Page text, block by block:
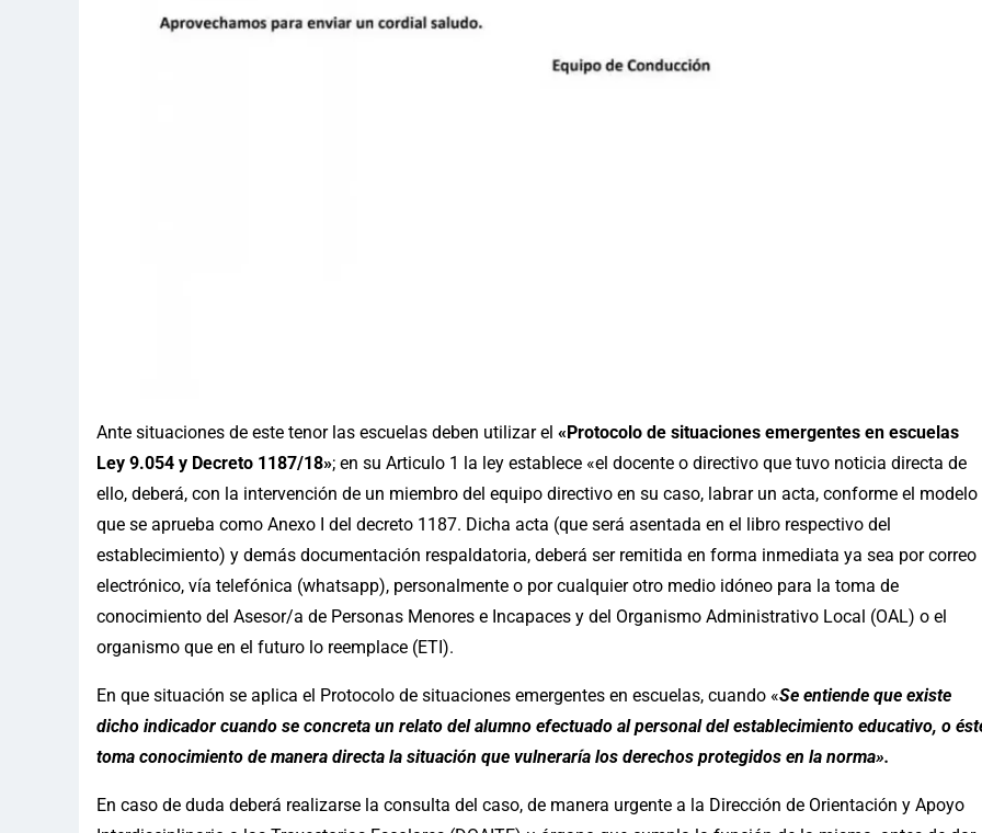
Ante situaciones de este tenor las escuelas deben utilizar el «Protocolo de situaciones emergentes en escuelas
Ley 9.054 y Decreto 1187/18»; en su Articulo 1 la ley establece «el docente o directivo que tuvo noticia directa de
ello, deberá, con la intervención de un miembro del equipo directivo en su caso, labrar un acta, conforme el modelo
que se aprueba como Anexo I del decreto 1187. Dicha acta (que será asentada en el libro respectivo del
establecimiento) y demás documentación respaldatoria, deberá ser remitida en forma inmediata ya sea por correo
electrónico, vía telefónica (whatsapp), personalmente o por cualquier otro medio idóneo para la toma de
conocimiento del Asesor/a de Personas Menores e Incapaces y del Organismo Administrativo Local (OAL) o el
organismo que en el futuro lo reemplace (ETI).
En que situación se aplica el Protocolo de situaciones emergentes en escuelas, cuando «Se entiende que existe
dicho indicador cuando se concreta un relato del alumno efectuado al personal del establecimiento educativo, o
toma conocimiento de manera directa la situación que vulneraría los derechos protegidos en la norma».
En caso de duda deberá realizarse la consulta del caso, de manera urgente a la Dirección de Orientación y Apoyo